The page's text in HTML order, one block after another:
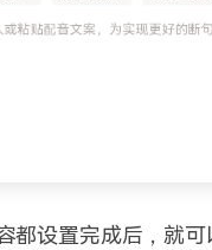
都设置完成后，就